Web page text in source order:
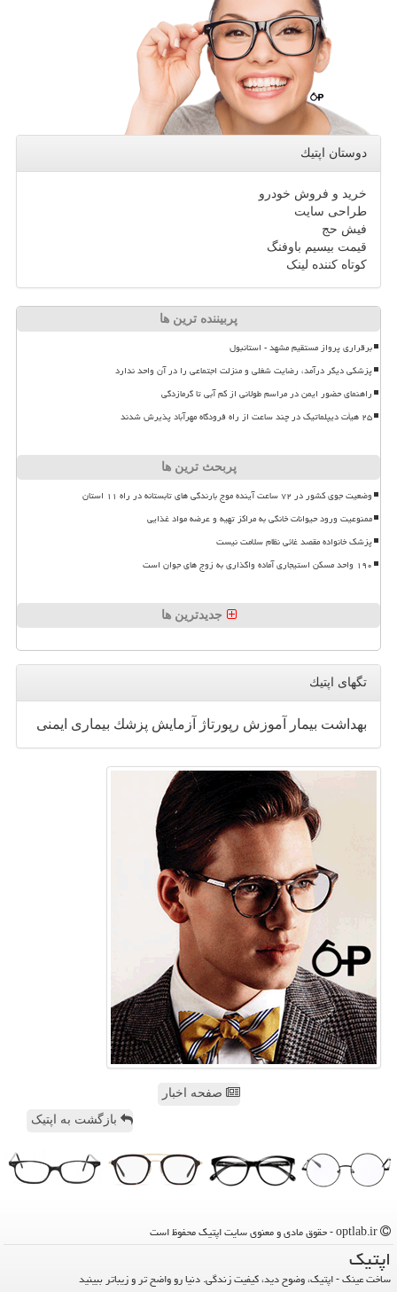
دوستان اپتیك
خرید و فروش خودرو
طراحی سایت
فیش حج
قیمت بیسیم باوفنگ
کوتاه کننده لینک
پربیننده ترین ها
برقراری پرواز مستقیم مشهد - استانبول
پزشکی دیگر درآمد، رضایت شغلی و منزلت اجتماعی را در آن واحد ندارد
راهنمای حضور ایمن در مراسم طولانی از کم آبی تا گرمازدگی
۲۵ هیأت دیپلماتیک در چند ساعت از راه فرودگاه مهرآباد پذیرش شدند
پربحث ترین ها
وضعیت جوی کشور در ۷۲ ساعت آینده موج بارندگی های تابستانه در راه ۱۱ استان
ممنوعیت ورود حیوانات خانگی به مراکز تهیه و عرضه مواد غذایی
پزشک خانواده مقصد غائی نظام سلامت نیست
۱۹۰ واحد مسکن استیجاری آماده واگذاری به زوج های جوان است
جدیدترین ها
تگهای اپتیك
بهداشت بیمار آموزش رپورتاژ آزمایش پزشك بیماری ایمنی
صفحه اخبار
بازگشت به اپتیک
اپتیك
ساخت عینک - اپتیک، وضوح دید، کیفیت زندگی. دنیا رو واضح تر و زیباتر ببینید